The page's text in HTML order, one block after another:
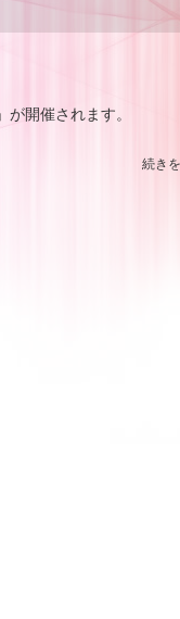
」が開催されます。
続き